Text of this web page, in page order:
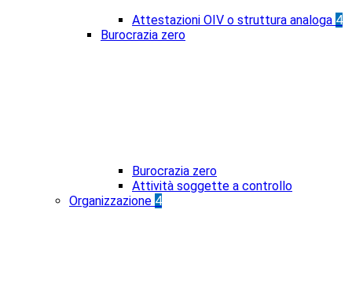
Attestazioni OIV o struttura analoga 4
Burocrazia zero
Burocrazia zero
Attività soggette a controllo
Organizzazione 4